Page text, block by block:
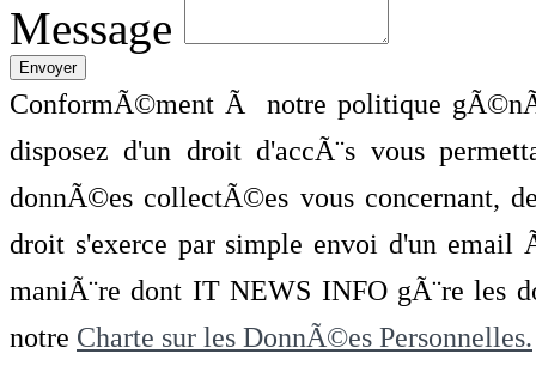
Message
ConformÃ©ment Ã notre politique
disposez d'un droit d'accÃ¨s vous
donnÃ©es collectÃ©es vous concernant,
droit s'exerce par simple envoi d'un
maniÃ¨re dont IT NEWS INFO gÃ¨re les
notre Charte sur les DonnÃ©es Personnelles.